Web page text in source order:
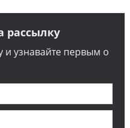
рассылку
и узнавайте первым о